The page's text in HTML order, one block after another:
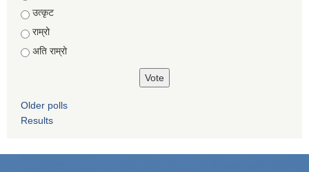
उत्कृट
राम्रो
अति राम्रो
Older polls
Results